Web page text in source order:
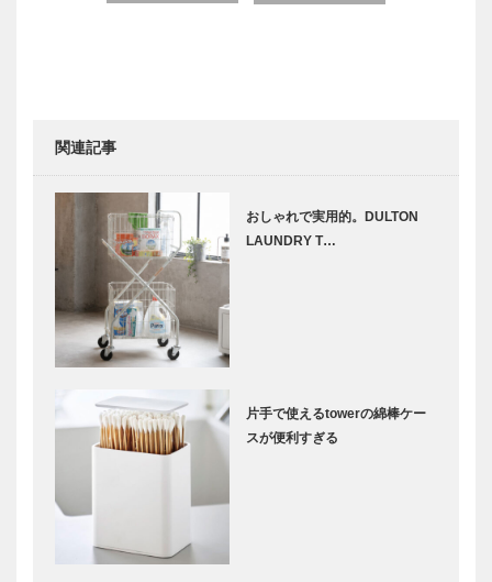
関連記事
おしゃれで実用的。DULTON
LAUNDRY T…
片手で使えるtowerの綿棒ケー
スが便利すぎる